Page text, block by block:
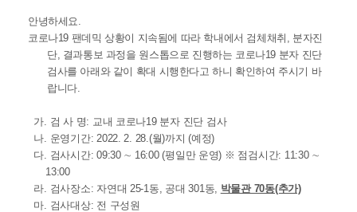
안녕하세요.
코로나19 팬데믹 상황이 지속됨에 따라 학내에서 검체채취, 분자진
단, 결과통보 과정을 원스톱으로 진행하는 코로나19 분자 진단
검사를 아래와 같이 확대 시행한다고 하니 확인하여 주시기 바
랍니다.
가. 검 사 명: 교내 코로나19 분자 진단 검사
나. 운영기간: 2022. 2. 28.(월)까지 (예정)
다. 검사시간: 09:30 ∼ 16:00 (평일만 운영) ※ 점검시간: 11:30 ∼
13:00
라. 검사장소: 자연대 25-1동, 공대 301동, 박물관 70동(추가)
마. 검사대상: 전 구성원